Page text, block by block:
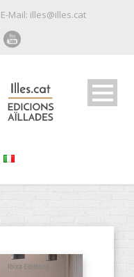
E-Mail: illes@illes.cat